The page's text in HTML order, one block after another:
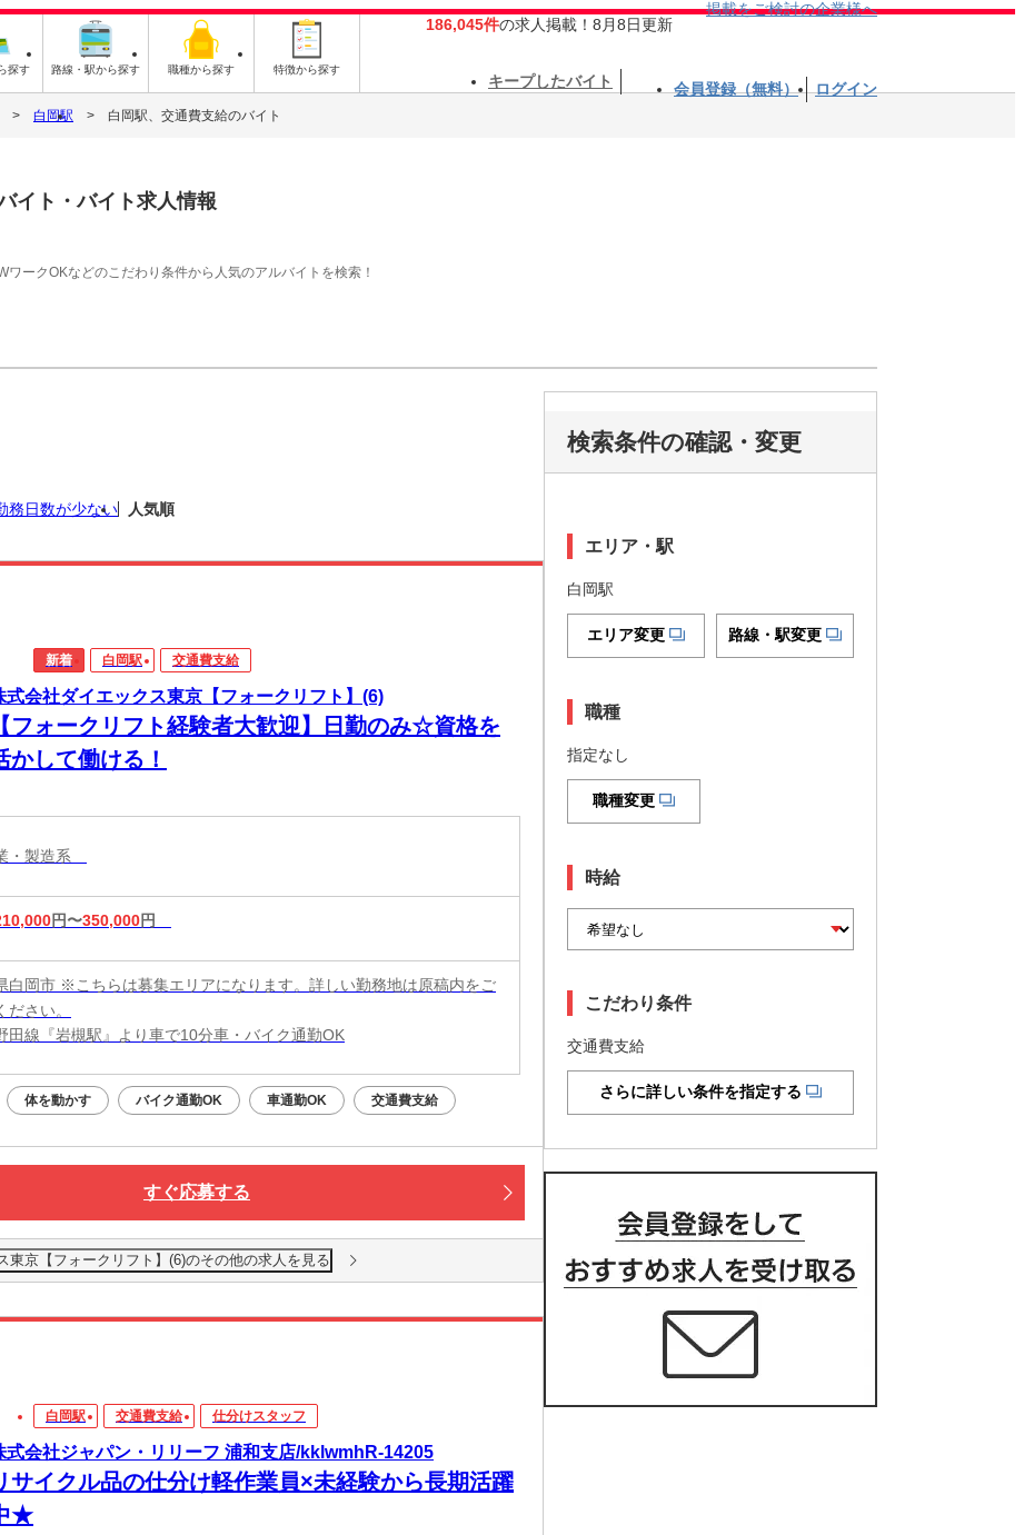
探す 路線・駅から探す 職種から探す 特徴から探す
186,045件の求人掲載！8月8日更新
掲載をご検討の企業様へ
キープしたバイト 会員登録（無料） ログイン
白岡駅 白岡駅、交通費支給のバイト
イト・バイト求人情報
ークOKなどのこだわり条件から人気のアルバイトを検索！
務日数が少ない 人気順
新着 白岡駅 交通費支給
式会社ダイエックス東京【フォークリフト】(6)
【フォークリフト経験者大歓迎】日勤のみ☆資格を
かして働ける！
・製造系
円〜350,000円
白岡市 ※こちらは募集エリアになります。詳しい勤務地は原稿内をご
ださい。
田線『岩槻駅』より車で10分車・バイク通勤OK
体を動かす バイク通勤OK 車通勤OK 交通費支給
すぐ応募する
東京【フォークリフト】(6)のその他の求人を見る
白岡駅 交通費支給 仕分けスタッフ
式会社ジャパン・リリーフ 浦和支店/kklwmhR-14205
サイクル品の仕分け軽作業員×未経験から長期活躍
★
検索条件の確認・変更
エリア・駅
白岡駅
エリア変更 路線・駅変更
職種
指定なし
職種変更
時給
こだわり条件
交通費支給
さらに詳しい条件を指定する